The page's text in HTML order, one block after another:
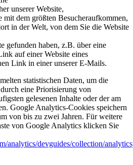
unserer Website,
mit dem größten Besucheraufkommen,
in der Welt, von dem Sie die Website
gefunden haben, z.B. über eine
auf einer Website eines
Link in einer unserer E-Mails.
statistischen Daten, um die
eine Priorisierung von
gelesenen Inhalte oder der am
Google Analytics-Cookies speichern
von bis zu zwei Jahren. Für weitere
von Google Analytics klicken Sie
analytics/devguides/collection/